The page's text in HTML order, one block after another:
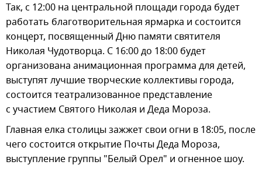
Так, с 12:00 на центральной площади города будет
работать благотворительная ярмарка и состоится
концерт, посвященный Дню памяти святителя
Николая Чудотворца. С 16:00 до 18:00 будет
организована анимационная программа для детей,
выступят лучшие творческие коллективы города,
состоится театрализованное представление
с участием Святого Николая и Деда Мороза.
Главная елка столицы зажжет свои огни в 18:05, после
чего состоится открытие Почты Деда Мороза,
выступление группы "Белый Орел" и огненное шоу.